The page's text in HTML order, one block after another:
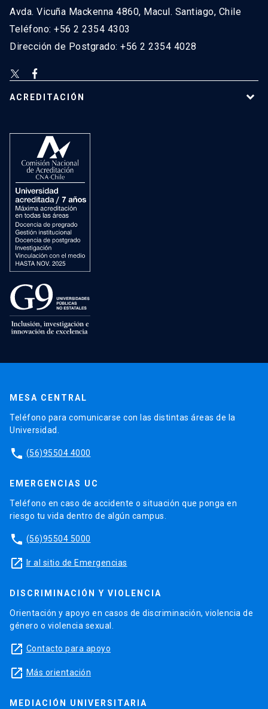
Avda. Vicuña Mackenna 4860, Macul. Santiago, Chile
Teléfono: +56 2 2354 4303
Dirección de Postgrado: +56 2 2354 4028
ACREDITACIÓN
MESA CENTRAL
Teléfono para comunicarse con las distintas áreas de la
Universidad.
phone (56)95504 4000
EMERGENCIAS UC
Teléfono en caso de accidente o situación que ponga en
riesgo tu vida dentro de algún campus.
phone (56)95504 5000
launch Ir al sitio de Emergencias
DISCRIMINACIÓN Y VIOLENCIA
Orientación y apoyo en casos de discriminación, violencia de
género o violencia sexual.
launch Contacto para apoyo
launch Más orientación
MEDIACIÓN UNIVERSITARIA